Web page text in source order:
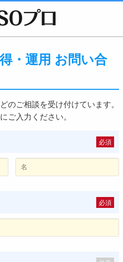
・運用 お問い合
のご相談を受け付けています。
ご入力ください。
必須
必須